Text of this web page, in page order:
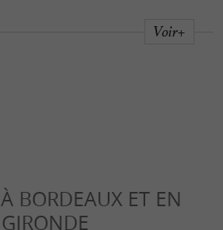
Voir+
À BORDEAUX ET EN
GIRONDE